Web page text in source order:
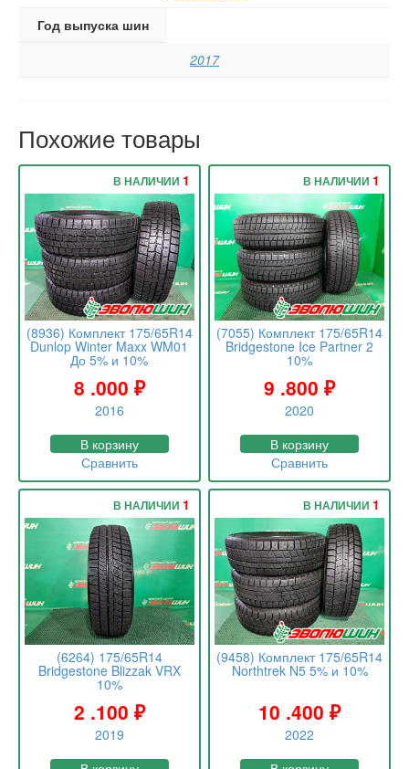
Год выпуска шин
2017
Похожие товары
(8936) Комплект 175/65R14
Dunlop Winter Maxx WM01
До 5% и 10%
8 .000 ₽
2016
В НАЛИЧИИ 1
В корзину
Сравнить
(7055) Комплект 175/65R14
Bridgestone Ice Partner 2
10%
9 .800₽
2020
В НАЛИЧИИ 1
В корзину
Сравнить
(6264) 175/65R14
Bridgestone Blizzak VRX
10%
2 .100 ₽
2019
В НАЛИЧИИ 1
(9458) Комплект 175/65R14
Northtrek N5 5% и 10%
10 .400₽
2022
В НАЛИЧИИ 1